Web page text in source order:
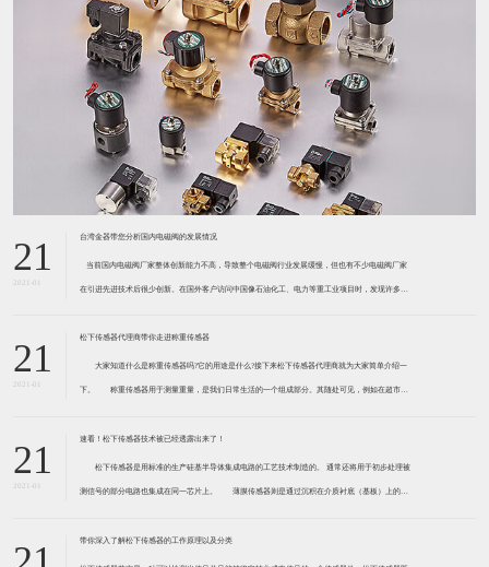
21
2021-01
台湾金器带您分析国内电磁阀的发展情况
​ 当前国内电磁阀厂家整体创新能力不高，导致整个电磁阀行业发展缓慢，但也有不少电磁阀厂家
在引进先进技术后很少创新。在国外客户访问中国像石油化工、电力等重工业项目时，发现许多项
21
2021-01
松下传感器代理商带你走进称重传感器
大家知道什么是称重传感器吗?它的用途是什么?接下来松下传感器代理商就为大家简单介绍一
下。 称重传感器用于测量重量，是我们日常生活的一个组成部分。其随处可见，例如在超市柜
带有应变片的弹性体组成。弹性体通常由钢
21
2021-01
速看！松下传感器技术被已经透露出来了！
松下传感器是用标准的生产硅基半导体集成电路的工艺技术制造的。 通常还将用于初步处理被
测信号的部分电路也集成在同一芯片上。 薄膜传感器则是通过沉积在介质衬底（基板）上的，
器是利用相应材料的浆料，涂覆在陶瓷基片上
带你深入了解松下传感器的工作原理以及分类